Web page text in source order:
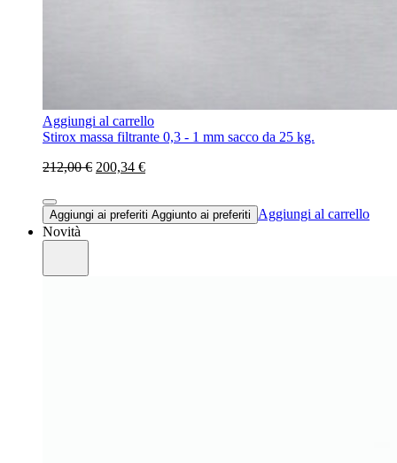
Aggiungi al carrello
Stirox massa filtrante 0,3 - 1 mm sacco da 25 kg.
212,00 € 200,34 €
Aggiungi ai preferiti Aggiunto ai preferiti
Aggiungi al carrello
Novità